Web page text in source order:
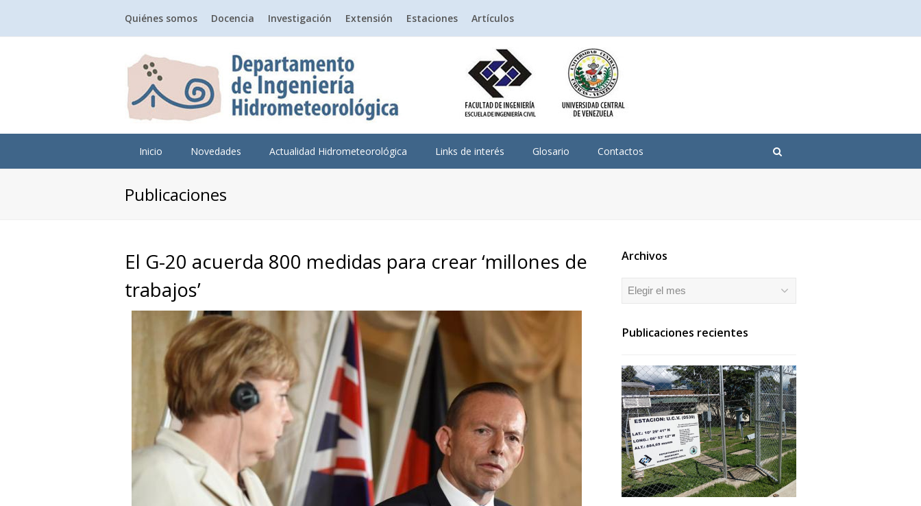
Quiénes somos Docencia Investigación Extensión Estaciones Artículos
Inicio Novedades Actualidad Hidrometeorológica Links de interés Glosario Contactos
Publicaciones
El G-20 acuerda 800 medidas para crear ‘millones de
trabajos’
Archivos
Archivos
Publicaciones recientes